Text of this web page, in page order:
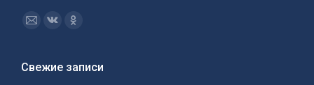
Ищите нас:
Страница
открывается
Страница
открывается
Страница
открывается
Свежие записи